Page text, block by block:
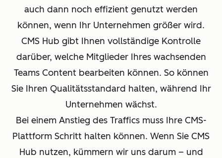
auch dann noch effizient genutzt werden
können, wenn Ihr Unternehmen größer wird.
CMS Hub gibt Ihnen vollständige Kontrolle
darüber, welche Mitglieder Ihres wachsenden
Teams Content bearbeiten können. So können
Sie Ihren Qualitätsstandard halten, während Ihr
Unternehmen wächst.
Bei einem Anstieg des Traffics muss Ihre CMS-
Plattform Schritt halten können. Wenn Sie CMS
Hub nutzen, kümmern wir uns darum – und